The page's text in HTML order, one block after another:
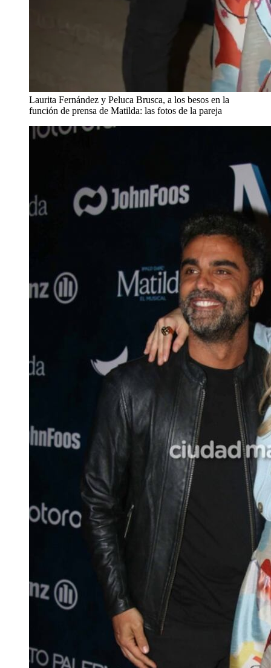
Laurita Fernández y Peluca Brusca, a los besos en la
función de prensa de Matilda: las fotos de la pareja